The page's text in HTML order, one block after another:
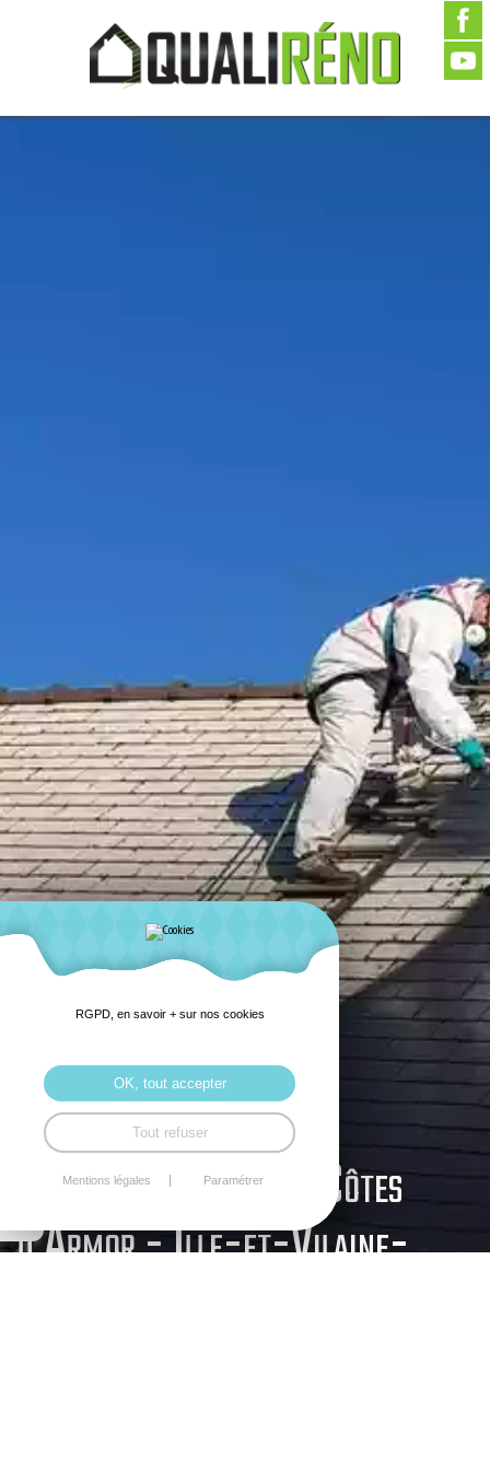
Energie renouvelable Côtes
d'Armor - Ille-et-Vilaine-
RGPD, en savoir + sur nos cookies
OK, tout accepter
Tout refuser
Mentions légales Paramétrer